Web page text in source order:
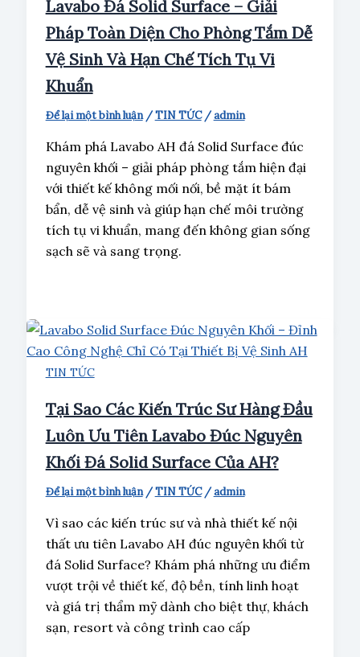
Lavabo Đá Solid Surface – Giải
Pháp Toàn Diện Cho Phòng Tắm Dễ
Vệ Sinh Và Hạn Chế Tích Tụ Vi
Khuẩn
Để lại một bình luận /TIN TỨC/admin
Khám phá Lavabo AH đá Solid Surface đúc
nguyên khối – giải pháp phòng tắm hiện đại
với thiết kế không mối nối, bề mặt ít bám
bẩn, dễ vệ sinh và giúp hạn chế môi trường
tích tụ vi khuẩn, mang đến không gian sống
sạch sẽ và sang trọng.
TIN TỨC
Tại Sao Các Kiến Trúc Sư Hàng Đầu
Luôn Ưu Tiên Lavabo Đúc Nguyên
Khối Đá Solid Surface Của AH?
Để lại một bình luận /TIN TỨC/admin
Vì sao các kiến trúc sư và nhà thiết kế nội
thất ưu tiên Lavabo AH đúc nguyên khối từ
đá Solid Surface? Khám phá những ưu điểm
vượt trội về thiết kế, độ bền, tính linh hoạt
và giá trị thẩm mỹ dành cho biệt thự, khách
sạn, resort và công trình cao cấp